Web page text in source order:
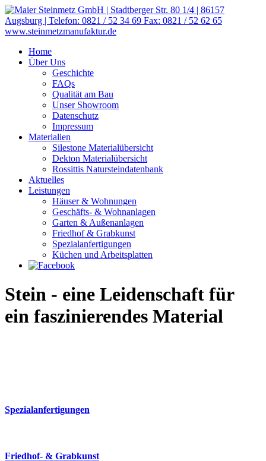
Home
Über Uns
Geschichte
FAQs
Qualität am Bau
Unser Showroom
Datenschutz
Impressum
Materialien
Silestone Materialübersicht
Dekton Materialübersicht
Rossittis Natursteindatenbank
Aktuelles
Leistungen
Häuser & Wohnungen
Geschäfts- & Wohnanlagen
Garten & Außenanlagen
Friedhof & Grabkunst
Spezialanfertigungen
Küchen und Arbeitsplatten
Stein - eine Leidenschaft für
ein faszinierendes Material
Spezialanfertigungen
Friedhof- & Grabkunst